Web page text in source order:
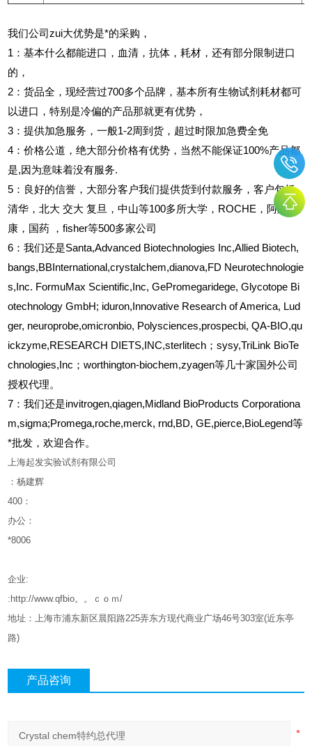
我们公司zui大优势是*的采购，
1 ：基本什么都能进口，血清，抗体，耗材，还有部分限制进口
的，
2 ：货品全，现经营过700多个品牌，基本所有生物试剂耗材都可
以进口，特别是冷偏的产品那就更有优势，
3 ：提供加急服务，一般1-2周到货，超过时限加急费全免
4 ：价格公道，绝大部分价格有优势，当然不能保证100%产品都
是,因为意味着没有服务.
5 ：良好的信誉，大部分客户我们提供货到付款服务，客户包括
清华，北大 交大 复旦，中山等100多所大学，ROCHE，阿斯利
康，国药
，fisher等500多家公司
6 ：我们还是Santa,Advanced Biotechnologies Inc,Allied Biotech,
bangs,BBInternational,crystalchem,dianova,FD Neurotechnologie
s,Inc. FormuMax Scientific,Inc, GePromegaridege, Glycotope Bi
otechnology GmbH; iduron,Innovative Research of America, Lud
ger, neuroprobe,omicronbio, Polysciences,prospecbi, QA-BIO,qu
ickzyme,RESEARCH DIETS,INC,sterlitech；sysy,TriLink BioTe
chnologies,Inc；worthington-biochem,zyagen等几十家国外公司
授权代理。
7：我们还是invitrogen,qiagen,Midland BioProducts Corporationa
m,sigma;Promega,roche,merck, rnd,BD, GE,pierce,BioLegend等
*批发，欢迎合作。
上海起发实验试剂有限公司
：杨建辉
400 ：
办公：
*8006
企业:
:http://www.qfbio。。ｃｏｍ/
地址：上海市浦东新区晨阳路225弄东方现代商业广场46号303室(近东亭
路)
产品咨询